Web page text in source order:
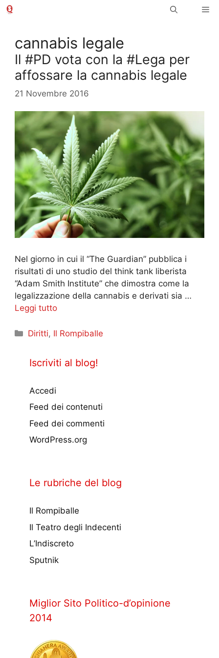
Vai
cannabis legale
Il #PD vota con la #Lega per
affossare la cannabis legale
21 Novembre 2016
Nel giorno in cui il “The Guardian” pubblica i
risultati di uno studio del think tank liberista
“Adam Smith Institute” che dimostra come la
legalizzazione della cannabis e derivati sia …
Leggi tutto
Categorie
Diritti, Il Rompiballe
Iscriviti al blog!
Accedi
Feed dei contenuti
Feed dei commenti
WordPress.org
Le rubriche del blog
Il Rompiballe
Il Teatro degli Indecenti
L’Indiscreto
Sputnik
Miglior Sito Politico-d’opinione
2014